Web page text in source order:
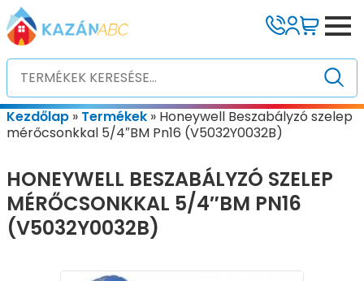
Kezdőlap » Termékek » Honeywell Beszabályzó szelep
mérőcsonkkal 5/4″BM Pn16 (V5032Y0032B)
HONEYWELL BESZABÁLYZÓ SZELEP
MÉRŐCSONKKAL 5/4″BM PN16
(V5032Y0032B)